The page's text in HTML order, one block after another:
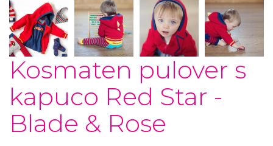
Kosmaten pulover s
kapuco Red Star -
Blade & Rose